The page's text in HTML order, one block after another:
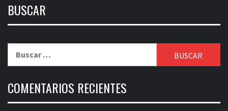
BUSCAR
COMENTARIOS RECIENTES